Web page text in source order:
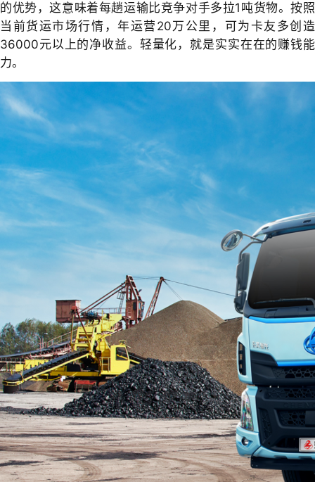
的优势，这意味着每趟运输比竞争对手多拉1吨货物。按照
当前货运市场行情，年运营20万公里，可为卡友多创造
36000元以上的净收益。轻量化，就是实实在在的赚钱能
力。